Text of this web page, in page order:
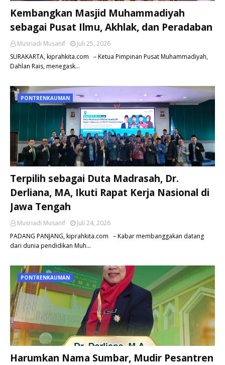
Kembangkan Masjid Muhammadiyah
sebagai Pusat Ilmu, Akhlak, dan Peradaban
Musriadi Musanif
Juli 25, 2026
SURAKARTA, kiprahkita.com – Ketua Pimpinan Pusat Muhammadiyah,
Dahlan Rais, menegask…
PONTRENKAUMAN
Terpilih sebagai Duta Madrasah, Dr.
Derliana, MA, Ikuti Rapat Kerja Nasional di
Jawa Tengah
Musriadi Musanif
Juli 24, 2026
PADANG PANJANG, kiprahkita.com – Kabar membanggakan datang
dari dunia pendidikan Muh…
PONTRENKAUMAN
Harumkan Nama Sumbar, Mudir Pesantren